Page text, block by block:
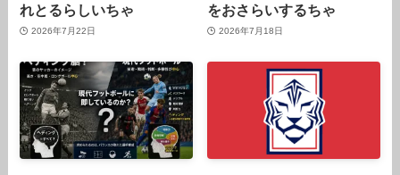
れとるらしいちゃ
2026年7月22日
をおさらいするちゃ
2026年7月18日